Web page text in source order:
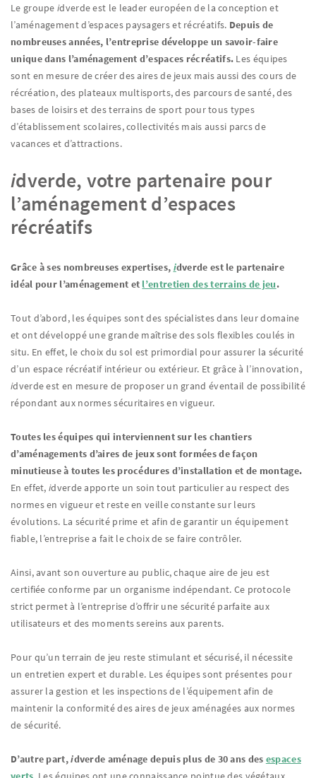
Le groupe idverde est le leader européen de la conception et
l’aménagement d’espaces paysagers et récréatifs. Depuis de
nombreuses années, l’entreprise développe un savoir-faire
unique dans l’aménagement d’espaces récréatifs. Les équipes
sont en mesure de créer des aires de jeux mais aussi des cours de
récréation, des plateaux multisports, des parcours de santé, des
bases de loisirs et des terrains de sport pour tous types
d’établissement scolaires, collectivités mais aussi parcs de
vacances et d’attractions.
idverde, votre partenaire pour
l’aménagement d’espaces
récréatifs
Grâce à ses nombreuses expertises, idverde est le partenaire
idéal pour l’aménagement et l’entretien des terrains de jeu.
Tout d’abord, les équipes sont des spécialistes dans leur domaine
et ont développé une grande maîtrise des sols flexibles coulés in
situ. En effet, le choix du sol est primordial pour assurer la sécurité
d’un espace récréatif intérieur ou extérieur. Et grâce à l’innovation,
idverde est en mesure de proposer un grand éventail de possibilité
répondant aux normes sécuritaires en vigueur.
Toutes les équipes qui interviennent sur les chantiers
d’aménagements d’aires de jeux sont formées de façon
minutieuse à toutes les procédures d’installation et de montage.
En effet, idverde apporte un soin tout particulier au respect des
normes en vigueur et reste en veille constante sur leurs
évolutions. La sécurité prime et afin de garantir un équipement
fiable, l’entreprise a fait le choix de se faire contrôler.
Ainsi, avant son ouverture au public, chaque aire de jeu est
certifiée conforme par un organisme indépendant. Ce protocole
strict permet à l’entreprise d’offrir une sécurité parfaite aux
utilisateurs et des moments sereins aux parents.
Pour qu’un terrain de jeu reste stimulant et sécurisé, il nécessite
un entretien expert et durable. Les équipes sont présentes pour
assurer la gestion et les inspections de l’équipement afin de
maintenir la conformité des aires de jeux aménagées aux normes
de sécurité.
D’autre part,idverde aménage depuis plus de 30 ans des espaces